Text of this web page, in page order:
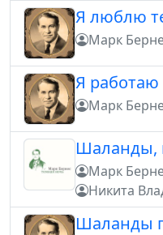
Я люблю
Марк
Я
Марк
Шаланды,
Марк
Никита
Шаланды